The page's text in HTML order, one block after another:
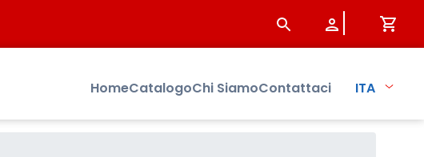
HomeCatalogoChi SiamoContattaci ITA